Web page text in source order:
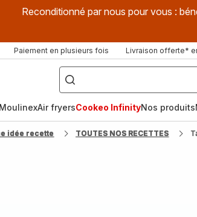
Reconditionné par nous pour vous :
Paiement en plusieurs fois Livraison offerte*
["Que
recherchez-
vous
?",
fryer",
"Companion"]
Air fryersCookeo InfinityNos produits
idée recette TOUTES NOS RECETTES